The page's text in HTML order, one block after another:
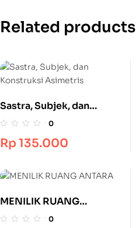
Related products
Sastra, Subjek, dan
Konstruksi Asimetris
0
Rp 135.000
MENILIK RUANG
ANTARA
0